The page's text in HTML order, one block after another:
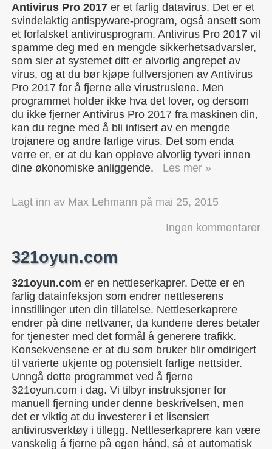
Antivirus Pro 2017 er et farlig datavirus. Det er et
svindelaktig antispyware-program, også ansett som
et forfalsket antivirusprogram. Antivirus Pro 2017 vil
spamme deg med en mengde sikkerhetsadvarsler,
som sier at systemet ditt er alvorlig angrepet av
virus, og at du bør kjøpe fullversjonen av Antivirus
Pro 2017 for å fjerne alle virustruslene. Men
programmet holder ikke hva det lover, og dersom
du ikke fjerner Antivirus Pro 2017 fra maskinen din,
kan du regne med å bli infisert av en mengde
trojanere og andre farlige virus. Det som enda
verre er, er at du kan oppleve alvorlig tyveri innen
dine økonomiske anliggende.
Les mer »
Lagt inn av Max Lehmann på mai 25, 2015
Ingen kommentarer
321oyun.com
321oyun.com er en nettleserkaprer. Dette er en
farlig datainfeksjon som endrer nettleserens
innstillinger uten din tillatelse. Nettleserkaprere
endrer på dine nettvaner, da kundene deres betaler
for tjenester med det formål å generere trafikk.
Konsekvensene er at du som bruker blir omdirigert
til varierte ukjente og potensielt farlige nettsider.
Unngå dette programmet ved å fjerne
321oyun.com i dag. Vi tilbyr instruksjoner for
manuell fjerning under denne beskrivelsen, men
det er viktig at du investerer i et lisensiert
antivirusverktøy i tillegg. Nettleserkaprere kan være
vanskelig å fjerne på egen hånd, så et automatisk